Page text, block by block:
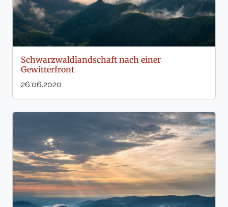
Schwarzwaldlandschaft nach einer
Gewitterfront
26.06.2020